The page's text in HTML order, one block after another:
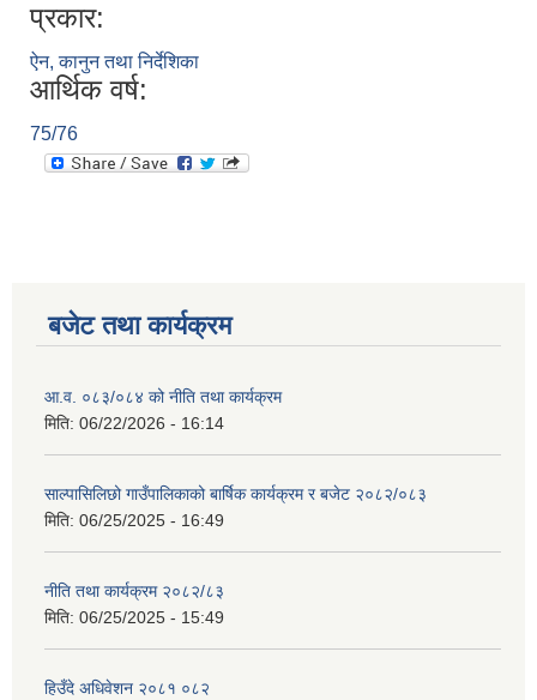
प्रकार:
ऐन, कानुन तथा निर्देशिका
आर्थिक वर्ष:
75/76
बजेट तथा कार्यक्रम
आ.व. ०८३/०८४ को नीति तथा कार्यक्रम
मिति: 06/22/2026 - 16:14
साल्पासिलिछो गाउँपालिकाको बार्षिक कार्यक्रम र बजेट २०८२/०८३
मिति: 06/25/2025 - 16:49
नीति तथा कार्यक्रम २०८२/८३
मिति: 06/25/2025 - 15:49
हिउँदे अधिवेशन २०८१ ०८२